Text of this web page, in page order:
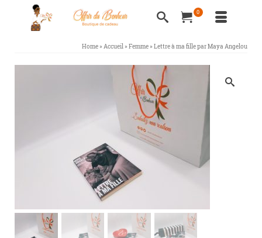
0
Home» Accueil» Femme» Lettre à ma fille par Maya Angelou